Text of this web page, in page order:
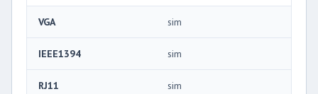
VGA sim
IEEE1394 sim
RJ11 sim